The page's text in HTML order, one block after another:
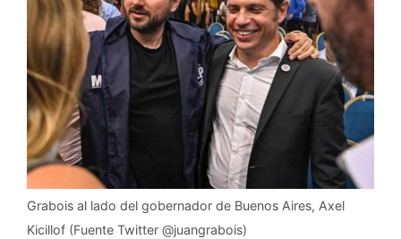
Grabois al lado del gobernador de Buenos Aires, Axel
Kicillof (Fuente Twitter @juangrabois)